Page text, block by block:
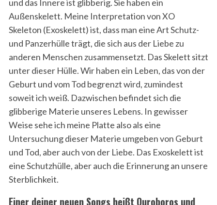
und das Innere ist glibberig. Sie haben ein
Außenskelett. Meine Interpretation von XO
Skeleton (Exoskelett) ist, dass man eine Art Schutz-
und Panzerhülle trägt, die sich aus der Liebe zu
anderen Menschen zusammensetzt. Das Skelett sitzt
unter dieser Hülle. Wir haben ein Leben, das von der
Geburt und vom Tod begrenzt wird, zumindest
soweit ich weiß. Dazwischen befindet sich die
glibberige Materie unseres Lebens. In gewisser
Weise sehe ich meine Platte also als eine
Untersuchung dieser Materie umgeben von Geburt
und Tod, aber auch von der Liebe. Das Exoskelett ist
eine Schutzhülle, aber auch die Erinnerung an unsere
Sterblichkeit.
Einer deiner neuen Songs heißt Ouroboros und